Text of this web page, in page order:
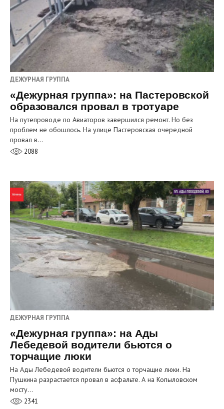
ДЕЖУРНАЯ ГРУППА
«Дежурная группа»: на Пастеровской
образовался провал в тротуаре
На путепроводе по Авиаторов завершился ремонт. Но без
проблем не обошлось. На улице Пастеровская очередной
провал в…
2088
ДЕЖУРНАЯ ГРУППА
«Дежурная группа»: на Ады
Лебедевой водители бьются о
торчащие люки
На Ады Лебедевой водители бьются о торчащие люки. На
Пушкина разрастается провал в асфальте. А на Копыловском
мосту…
2341